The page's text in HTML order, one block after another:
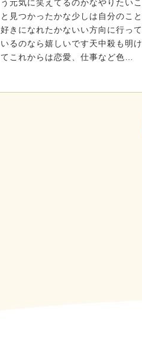
う元気に笑えてるのかなやりたいこ
と見つかったかな少しは自分のこと
好きになれたかないい方向に行って
いるのなら嬉しいです天中殺も明け
てこれからは恋愛、仕事など色…